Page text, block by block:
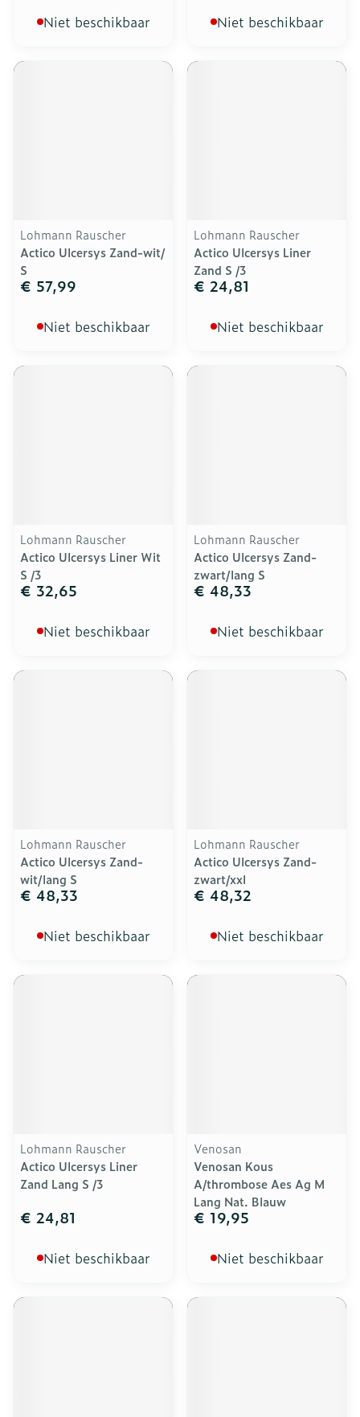
Niet beschikbaar Niet beschikbaar
Lohmann Rauscher
Actico Ulcersys Zand-wit/
S
€ 57,99
Niet beschikbaar
Lohmann Rauscher
Actico Ulcersys Liner
Zand S /3
€ 24,81
Niet beschikbaar
Lohmann Rauscher
Actico Ulcersys Liner Wit
S /3
€ 32,65
Niet beschikbaar
Lohmann Rauscher
Actico Ulcersys Zand-
zwart/lang S
€ 48,33
Niet beschikbaar
Lohmann Rauscher
Actico Ulcersys Zand-
wit/lang S
€ 48,33
Niet beschikbaar
Lohmann Rauscher
Actico Ulcersys Zand-
zwart/xxl
€ 48,32
Niet beschikbaar
Lohmann Rauscher
Actico Ulcersys Liner
Zand Lang S /3
€ 24,81
Niet beschikbaar
Venosan
Venosan Kous
A/thrombose Aes Ag M
Lang Nat. Blauw
€ 19,95
Niet beschikbaar